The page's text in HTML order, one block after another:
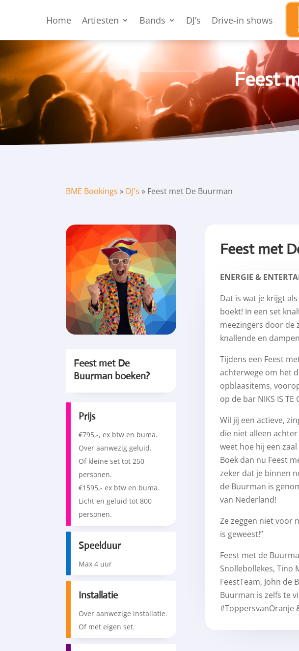
Home Artiesten Bands DJ’s Drive-in shows
Feest
BME Bookings » DJ's » Feest met De Buurman
Feest met De
Buurman boeken?
Prijs
€795,-, ex btw en buma.
Over aanwezig geluid.
Of kleine set tot 250
personen.
€1595,- ex btw en buma.
Licht en geluid tot 800
personen.
Speelduur
Installatie
Over aanwezige installatie.
Feest met
ENERGIE &
Dat is wat je krijgt
boekt! In een set
meezingers door de
knallende en
Tijdens een Feest
achterwege om het
opblaasitems,
op de bar NIKS IS TE
Wil jij een actieve,
die niet alleen
weet hoe hij een
Boek dan nu Feest
zeker dat je binnen
de Buurman is
van Nederland!
Ze zeggen niet voor
is geweest!”
Feest met de
Snollebollekes, Tino
FeestTeam, John de
Buurman is zelfs te
#ToppersvanOranje